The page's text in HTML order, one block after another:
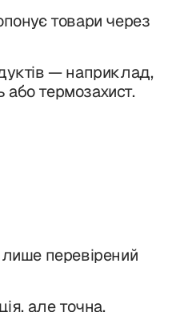
товари через
— наприклад,
або термозахист.
перевірений
але точна,